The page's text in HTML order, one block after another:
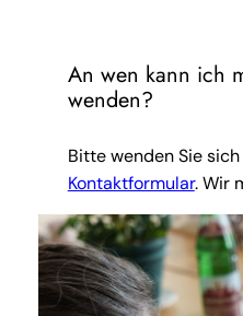
An wen kann ich
wenden?
Bitte wenden Sie
Kontaktformular. Wir